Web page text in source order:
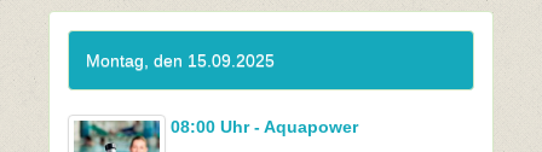
Montag, den 15.09.2025
08:00 Uhr - Aquapower